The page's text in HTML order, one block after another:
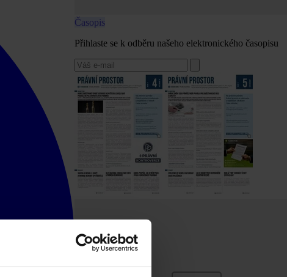
Časopis
Přihlaste se k odběru našeho elektronického časopisu